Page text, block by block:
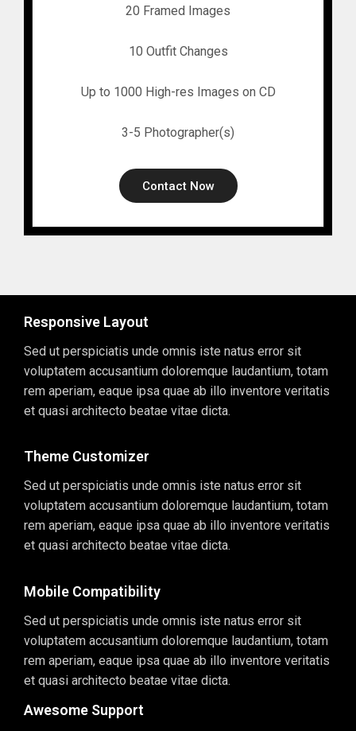
20 Framed Images
10 Outfit Changes
Up to 1000 High-res Images on CD
3-5 Photographer(s)
Contact Now
Responsive Layout
Sed ut perspiciatis unde omnis iste natus error sit
voluptatem accusantium doloremque laudantium, totam
rem aperiam, eaque ipsa quae ab illo inventore veritatis
et quasi architecto beatae vitae dicta.
Theme Customizer
Sed ut perspiciatis unde omnis iste natus error sit
voluptatem accusantium doloremque laudantium, totam
rem aperiam, eaque ipsa quae ab illo inventore veritatis
et quasi architecto beatae vitae dicta.
Mobile Compatibility
Sed ut perspiciatis unde omnis iste natus error sit
voluptatem accusantium doloremque laudantium, totam
rem aperiam, eaque ipsa quae ab illo inventore veritatis
et quasi architecto beatae vitae dicta.
Awesome Support